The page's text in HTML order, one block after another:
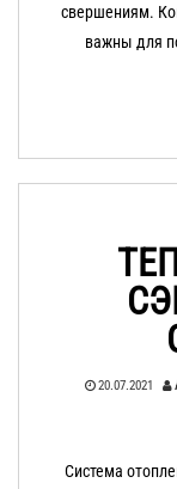
свершениям.
важны для
20.07.2021
Система